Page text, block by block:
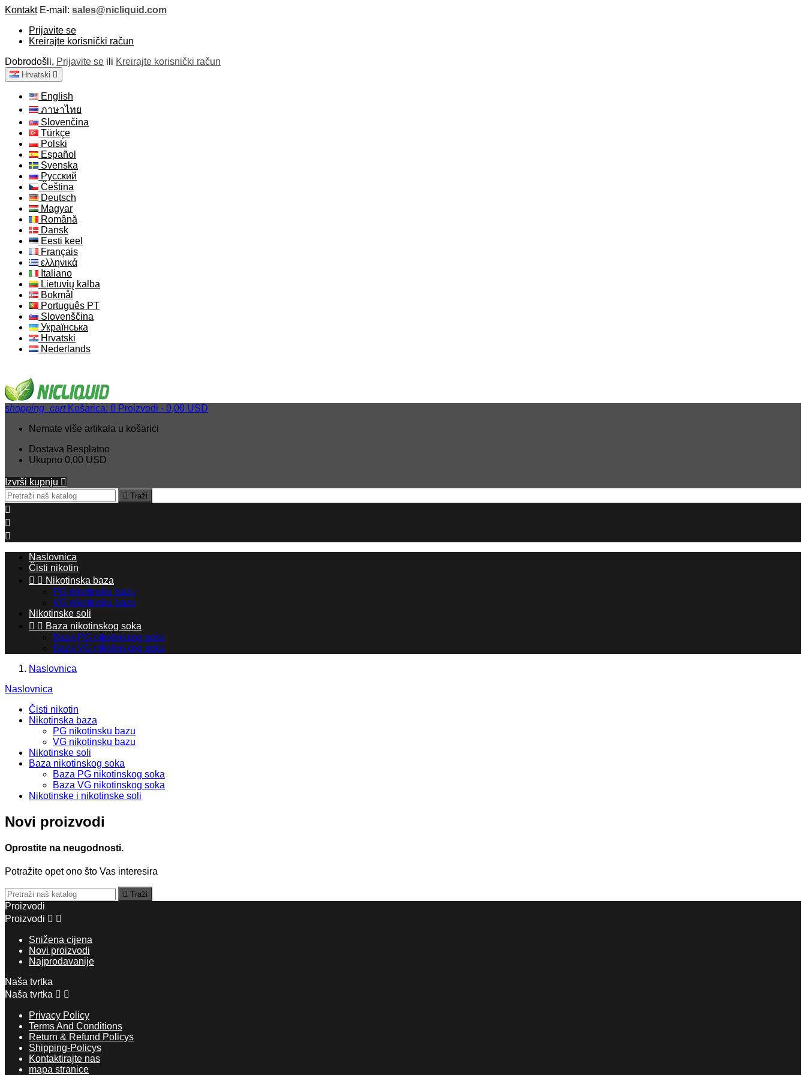
Kontakt E-mail: sales@nicliquid.com
Prijavite se
Kreirajte korisnički račun
Dobrodošli, Prijavite se ili Kreirajte korisnički račun
Hrvatski 
English
ภาษาไทย
Slovenčina
Türkçe
Polski
Español
Svenska
Русский
Čeština
Deutsch
Magyar
Română
Dansk
Eesti keel
Français
ελληνικά
Italiano
Lietuvių kalba
Bokmål
Português PT
Slovenščina
Українська
Hrvatski
Nederlands
shopping_cart Košarica: 0 Proizvodi - 0,00 USD
Nemate više artikala u košarici
Dostava Besplatno
Ukupno 0,00 USD
Izvrši kupnju 
 Traži



Naslovnica
Čisti nikotin
  Nikotinska baza
PG nikotinsku bazu
VG nikotinsku bazu
Nikotinske soli
  Baza nikotinskog soka
Baza PG nikotinskog soka
Baza VG nikotinskog soka
Naslovnica
Naslovnica
Čisti nikotin
Nikotinska baza
PG nikotinsku bazu
VG nikotinsku bazu
Nikotinske soli
Baza nikotinskog soka
Baza PG nikotinskog soka
Baza VG nikotinskog soka
Nikotinske i nikotinske soli
Novi proizvodi
Oprostite na neugodnosti.
Potražite opet ono što Vas interesira
 Traži
Proizvodi
Proizvodi  
Snižena cijena
Novi proizvodi
Najprodavanije
Naša tvrtka
Naša tvrtka  
Privacy Policy
Terms And Conditions
Return & Refund Policys
Shipping-Policys
Kontaktirajte nas
mapa stranice